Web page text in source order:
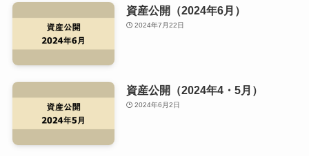
資産公開（2024年6月）
2024年7月22日
資産公開（2024年4・5月）
2024年6月2日